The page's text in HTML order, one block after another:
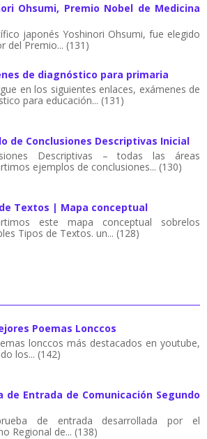
Ohsumi, Premio Nobel de Medicina
japonés Yoshinori Ohsumi, fue elegido
del Premio... (131)
de diagnóstico para primaria
en los siguientes enlaces, exámenes de
para educación... (131)
de Conclusiones Descriptivas Inicial
Descriptivas – todas las áreas
ejemplos de conclusiones... (130)
Textos | Mapa conceptual
este mapa conceptual sobrelos
Tipos de Textos. un... (128)
Poemas Lonccos
lonccos más destacados en youtube,
los... (142)
de Entrada de Comunicación Segundo
de entrada desarrollada por el
Regional de... (138)